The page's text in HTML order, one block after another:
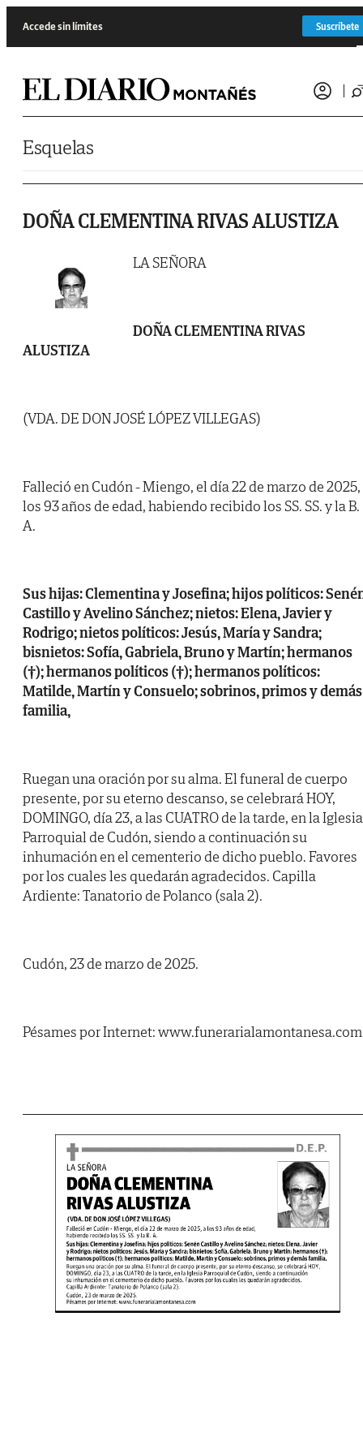
Accede sin límites Suscríbete
Esquelas
DOÑA CLEMENTINA RIVAS ALUSTIZA
LA SEÑORA
DOÑA CLEMENTINA RIVAS
ALUSTIZA
(VDA. DE DON JOSÉ LÓPEZ VILLEGAS)
Falleció en Cudón - Miengo, el día 22 de marzo de 2025,
los 93 años de edad, habiendo recibido los SS. SS. y la B.
A.
Sus hijas: Clementina y Josefina; hijos políticos:
Castillo y Avelino Sánchez; nietos: Elena, Javier y
Rodrigo; nietos políticos: Jesús, María y Sandra;
bisnietos: Sofía, Gabriela, Bruno y Martín; hermanos
(†); hermanos políticos (†); hermanos políticos:
Matilde, Martín y Consuelo; sobrinos, primos y demás
familia,
Ruegan una oración por su alma. El funeral de cuerpo
presente, por su eterno descanso, se celebrará HOY,
DOMINGO, día 23, a las CUATRO de la tarde, en la Iglesia
Parroquial de Cudón, siendo a continuación su
inhumación en el cementerio de dicho pueblo. Favores
por los cuales les quedarán agradecidos. Capilla
Ardiente: Tanatorio de Polanco (sala 2).
Cudón, 23 de marzo de 2025.
Pésames por Internet: www.funerarialamontanesa.com